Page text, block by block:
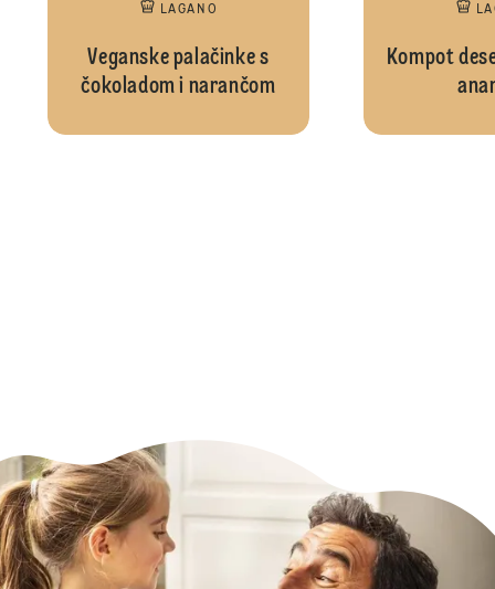
LAGANO
Veganske palačinke s
čokoladom i narančom
Kompot